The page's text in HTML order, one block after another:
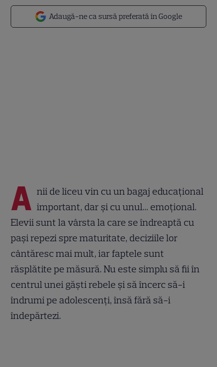
Adaugă-ne ca sursă preferată în Google
A nii de liceu vin cu un bagaj educațional
important, dar și cu unul... emoțional.
Elevii sunt la vârsta la care se îndreaptă cu
pași repezi spre maturitate, deciziile lor
cântăresc mai mult, iar faptele sunt
răsplătite pe măsură. Nu este simplu să fii în
centrul unei găști rebele și să încerc să-i
îndrumi pe adolescenți, însă fără să-i
îndepărtezi.